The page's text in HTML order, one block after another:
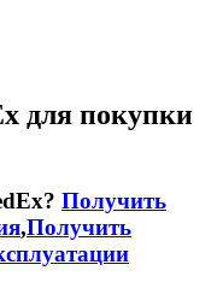
для покупки
Получить
,Получить